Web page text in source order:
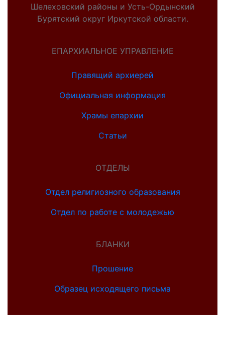
Шелеховский районы и Усть-Ордынский
Бурятский округ Иркутской области.
ЕПАРХИАЛЬНОЕ УПРАВЛЕНИЕ
Правящий архиерей
Официальная информация
Храмы епархии
Статьи
ОТДЕЛЫ
Отдел религиозного образования
Отдел по работе с молодежью
БЛАНКИ
Прошение
Образец исходящего письма